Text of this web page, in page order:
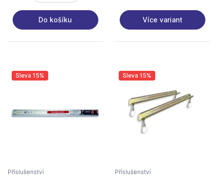
Do košíku Více variant
Sleva 15%
Příslušenství
Sleva 15%
Příslušenství